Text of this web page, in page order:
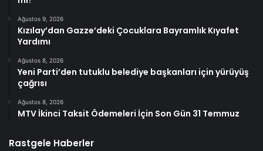
Ağustos 9, 2026
Kızılay’dan Gazze’deki Çocuklara Bayramlık Kıyafet
Yardımı
Ağustos 8, 2026
Yeni Parti’den tutuklu belediye başkanları için yürüyüş
çağrısı
Ağustos 8, 2026
MTV İkinci Taksit Ödemeleri İçin Son Gün 31 Temmuz
Rastgele Haberler